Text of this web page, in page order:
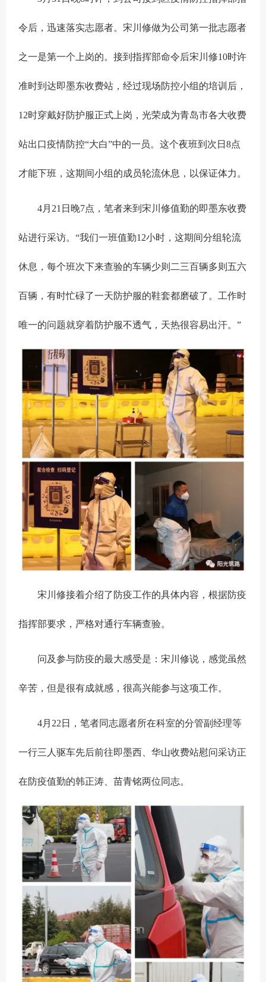
令后，迅速落实志愿者。宋川修做为公司第一批志愿者
之一是第一个上岗的。接到指挥部命令后宋川修10时许
准时到达即墨东收费站，经过现场防控小组的培训后，
12时穿戴好防护服正式上岗，光荣成为青岛市各大收费
站出口疫情防控“大白”中的一员。这个夜班到次日8点
才能下班，这期间小组的成员轮流休息，以保证体力。
4月21日晚7点，笔者来到宋川修值勤的即墨东收费
站进行采访。“我们一班值勤12小时，这期间分组轮流
休息，每个班次下来查验的车辆少则二三百辆多则五六
百辆，有时忙碌了一天防护服的鞋套都磨破了。工作时
唯一的问题就穿着防护服不透气，天热很容易出汗。”
宋川修接着介绍了防疫工作的具体内容，根据防疫
指挥部要求，严格对通行车辆查验。
问及参与防疫的最大感受是：宋川修说，感觉虽然
辛苦，但是很有成就感，很高兴能参与这项工作。
4月22日，笔者同志愿者所在科室的分管副经理等
一行三人驱车先后前往即墨西、华山收费站慰问采访正
在防疫值勤的韩正涛、苗青铭两位同志。